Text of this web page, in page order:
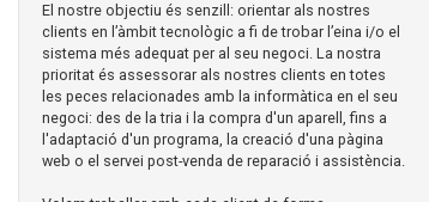
El nostre objectiu és senzill: orientar als nostres
clients en l’àmbit tecnològic a fi de trobar l’eina i/o el
sistema més adequat per al seu negoci. La nostra
prioritat és assessorar als nostres clients en totes
les peces relacionades amb la informàtica en el seu
negoci: des de la tria i la compra d'un aparell, fins a
l'adaptació d'un programa, la creació d'una pàgina
web o el servei post-venda de reparació i assistència.